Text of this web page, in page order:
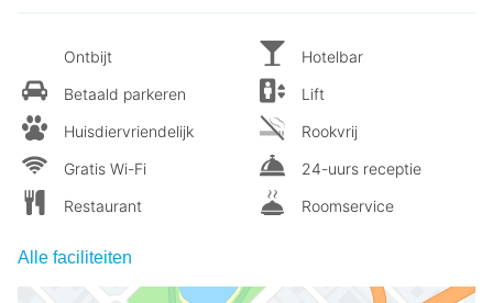
Ontbijt
Betaald parkeren
Huisdiervriendelijk
Gratis Wi-Fi
Restaurant
Hotelbar
Lift
Rookvrij
24-uurs receptie
Roomservice
Alle faciliteiten